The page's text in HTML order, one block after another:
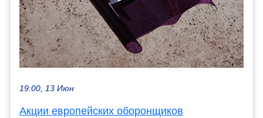
19:00, 13 Июн
Акции европейских оборонщиков